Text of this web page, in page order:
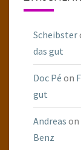
Scheibster
das gut
Doc Pé on
gut
Andreas on
Benz